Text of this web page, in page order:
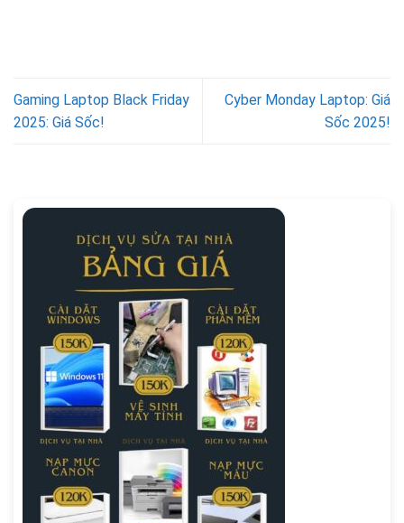
Gaming Laptop Black Friday
2025: Giá Sốc!
Cyber Monday Laptop: Giá
Sốc 2025!